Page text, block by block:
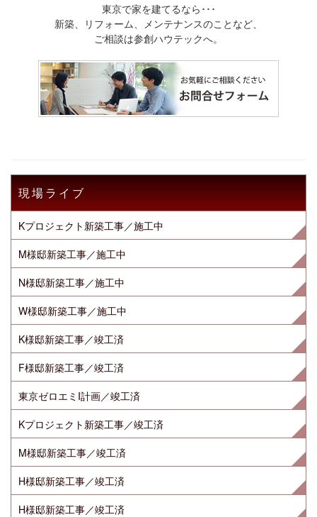
東京で家を建てるなら･･･
新築、リフォーム、メンテナンスのことなど、
ご相談は参創ハウテックへ。
現場ライブ
Kプロジェクト新築工事／施工中
M様邸新築工事／施工中
N様邸新築工事／施工中
W様邸新築工事／施工中
K様邸新築工事／竣工済
F様邸新築工事／竣工済
東京ゼロエミI計画／竣工済
Kプロジェクト新築工事／竣工済
M様邸新築工事／竣工済
H様邸新築工事／竣工済
H様邸新築工事／竣工済